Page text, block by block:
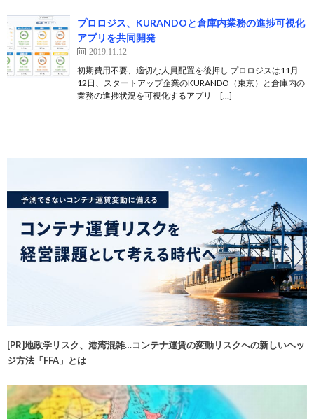
プロロジス、KURANDOと倉庫内業務の進捗可視化
アプリを共同開発
2019.11.12
初期費用不要、適切な人員配置を後押し プロロジスは11月
12日、スタートアップ企業のKURANDO（東京）と倉庫内の
業務の進捗状況を可視化するアプリ「[…]
[PR]地政学リスク、港湾混雑…コンテナ運賃の変動リスクへの新しいヘッ
ジ方法「FFA」とは